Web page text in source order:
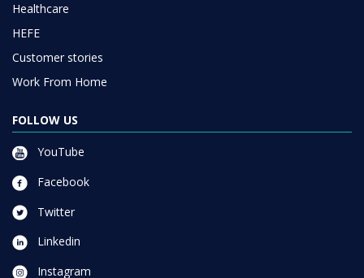
Healthcare
HEFE
Customer stories
Work From Home
FOLLOW US
YouTube
Facebook
Twitter
Linkedin
Instagram